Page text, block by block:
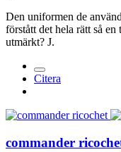
Den uniformen de
förstått det hela rätt så
utmärkt? J.
Citera
commander